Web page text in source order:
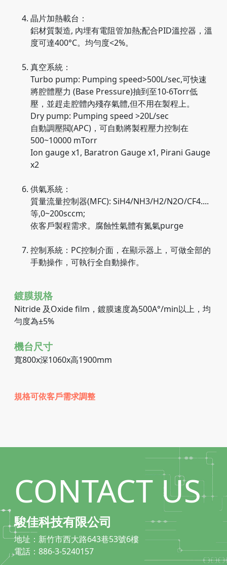
晶片加熱載台：
鋁材質製造, 內埋有電阻管加熱;配合PID溫控器，溫
度可達400°C。均勻度<2%。
真空系統：
Turbo pump: Pumping speed>500L/sec,可快速
將腔體壓力 (Base Pressure)抽到至10-6Torr低
壓，並趕走腔體內殘存氣體,但不用在製程上。
Dry pump: Pumping speed >20L/sec
自動調壓閥(APC)，可自動將製程壓力控制在
500~10000 mTorr
Ion gauge x1, Baratron Gauge x1, Pirani Gauge
x2
供氣系統：
質量流量控制器(MFC): SiH4/NH3/H2/N2O/CF4....
等,0~200sccm;
依客戶製程需求。腐蝕性氣體有氮氣purge
控制系統：PC控制介面，在顯示器上，可做全部的
手動操作，可執行全自動操作。
鍍膜規格
Nitride 及Oxide film，鍍膜速度為500A°/min以上，均
勻度為±5%
機台尺寸
寬800x深1060x高1900mm
規格可依客戶需求調整
CONTACT US
駿佳科技有限公司
地址：新竹市西大路643巷53號6樓
電話：886-3-5240157